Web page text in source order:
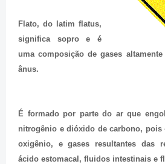
Flato, do latim flatus,
significa sopro e é
uma composição de gases
ânus.
É formado por parte do ar que
nitrogênio e dióxido de carbono, pois
oxigênio, e gases resultantes das
ácido estomacal, fluidos intestinais e